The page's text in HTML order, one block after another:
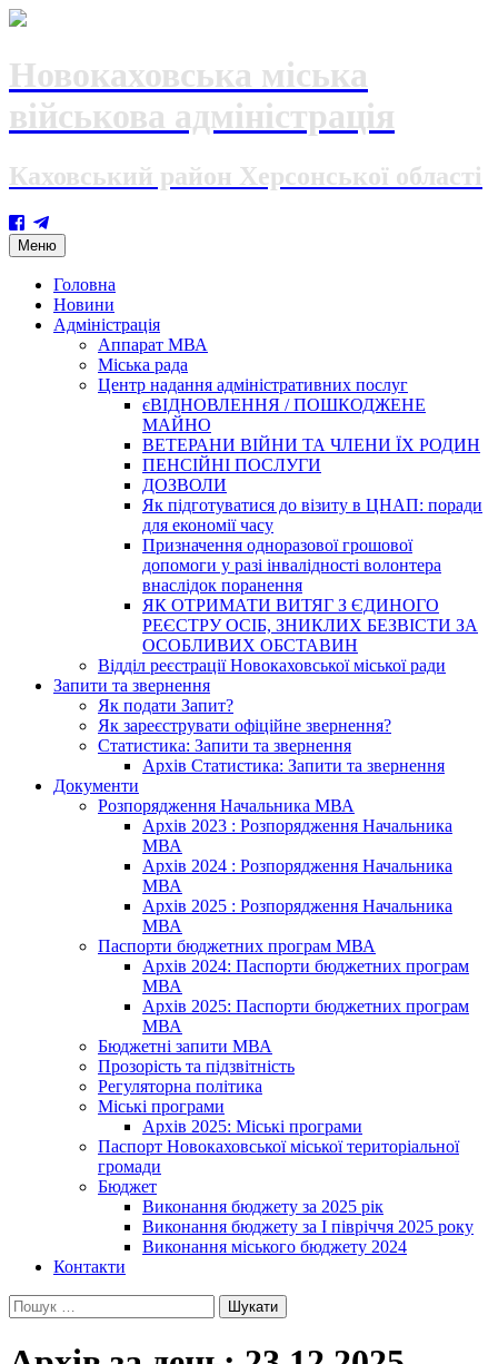
Новокаховська міська
військова адміністрація
Каховський район Херсонської області
Меню Skip
to
content
Головна
Новини
Адміністрація
Аппарат МВА
Міська рада
Центр надання адміністративних послуг
єВІДНОВЛЕННЯ / ПОШКОДЖЕНЕ
МАЙНО
ВЕТЕРАНИ ВІЙНИ ТА ЧЛЕНИ ЇХ РОДИН
ПЕНСІЙНІ ПОСЛУГИ
ДОЗВОЛИ
Як підготуватися до візиту в ЦНАП: поради
для економії часу
Призначення одноразової грошової
допомоги у разі інвалідності волонтера
внаслідок поранення
ЯК ОТРИМАТИ ВИТЯГ З ЄДИНОГО
РЕЄСТРУ ОСІБ, ЗНИКЛИХ БЕЗВІСТИ ЗА
ОСОБЛИВИХ ОБСТАВИН
Відділ реєстрації Новокаховської міської ради
Запити та звернення
Як подати Запит?
Як зареєструвати офіційне звернення?
Статистика: Запити та звернення
Архів Статистика: Запити та звернення
Документи
Розпорядження Начальника МВА
Архів 2023 : Розпорядження Начальника
МВА
Архів 2024 : Розпорядження Начальника
МВА
Архів 2025 : Розпорядження Начальника
МВА
Паспорти бюджетних програм МВА
Архів 2024: Паспорти бюджетних програм
МВА
Архів 2025: Паспорти бюджетних програм
МВА
Бюджетні запити МВА
Прозорість та підзвітність
Регуляторна політика
Міські програми
Архів 2025: Міські програми
Паспорт Новокаховської міської територіальної
громади
Бюджет
Виконання бюджету за 2025 рік
Виконання бюджету за І півріччя 2025 року
Виконання міського бюджету 2024
Контакти
Пошук: